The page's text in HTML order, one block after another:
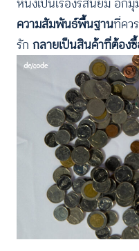
ความสัมพันธ์พื้นฐานที่คว
รัก กลายเป็นสินค้าที่ต้อง